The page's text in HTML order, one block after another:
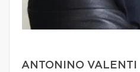
ANTONINO VALENTI